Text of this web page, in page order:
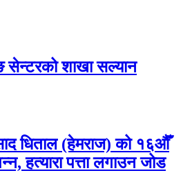
शाखा सल्यान
धिताल (हेमराज) को १६औँ
हत्यारा पत्ता लगाउन जोड